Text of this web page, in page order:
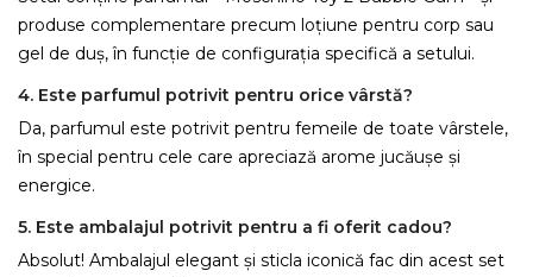
produse complementare precum loțiune pentru corp sau
gel de duș, în funcție de configurația specifică a setului.
4. Este parfumul potrivit pentru orice vârstă?
Da, parfumul este potrivit pentru femeile de toate vârstele,
în special pentru cele care apreciază arome jucăușe și
energice.
5. Este ambalajul potrivit pentru a fi oferit cadou?
Absolut! Ambalajul elegant și sticla iconică fac din acest set